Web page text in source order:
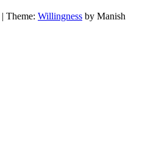
| Theme: Willingness by Manish